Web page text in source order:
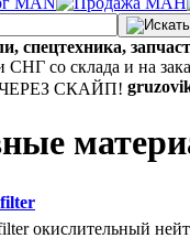
спецтехника,
СНГ со склада и на
окислительный